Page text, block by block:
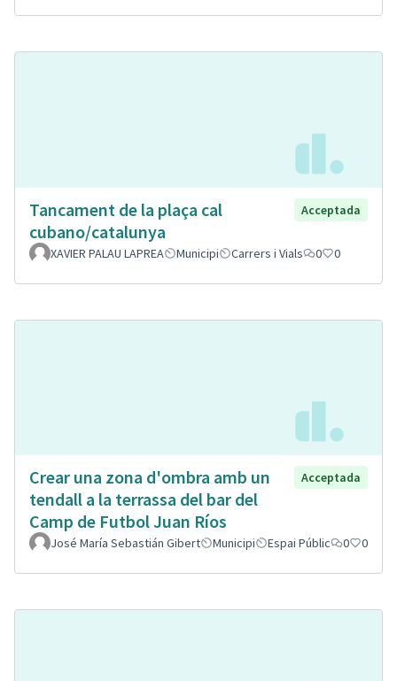
Tancament de la plaça cal
cubano/catalunya
Acceptada
XAVIER PALAU LAPREA Municipi Carrers i Vials 0 0
Crear una zona d'ombra amb un
tendall a la terrassa del bar del
Camp de Futbol Juan Ríos
Acceptada
José María Sebastián Gibert Municipi Espai Públic 0 0